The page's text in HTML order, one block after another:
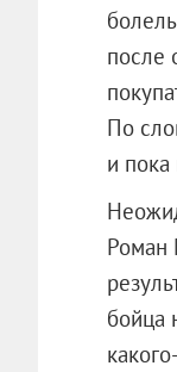
после
По
и пока
Роман
бойца